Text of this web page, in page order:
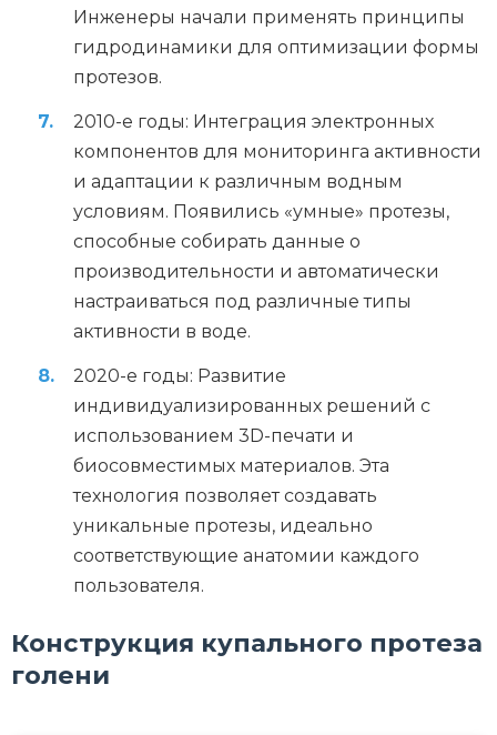
Инженеры начали применять принципы
гидродинамики для оптимизации формы
протезов.
2010-е годы: Интеграция электронных
компонентов для мониторинга активности
и адаптации к различным водным
условиям. Появились «умные» протезы,
способные собирать данные о
производительности и автоматически
настраиваться под различные типы
активности в воде.
2020-е годы: Развитие
индивидуализированных решений с
использованием 3D-печати и
биосовместимых материалов. Эта
технология позволяет создавать
уникальные протезы, идеально
соответствующие анатомии каждого
пользователя.
Конструкция купального протеза
голени